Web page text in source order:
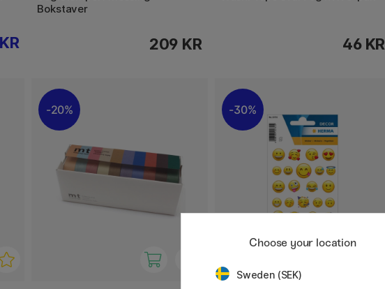
Bokstaver
209 KR 46 KR
20% 30%
Choose your location
Sweden (SEK)